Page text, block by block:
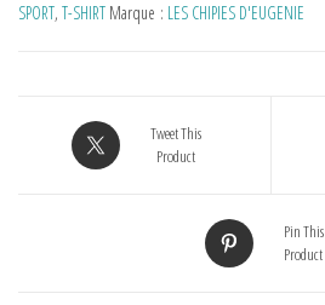
SPORT, T-SHIRT Marque : LES CHIPIES D'EUGENIE
Tweet This
Product
Pin This
Product